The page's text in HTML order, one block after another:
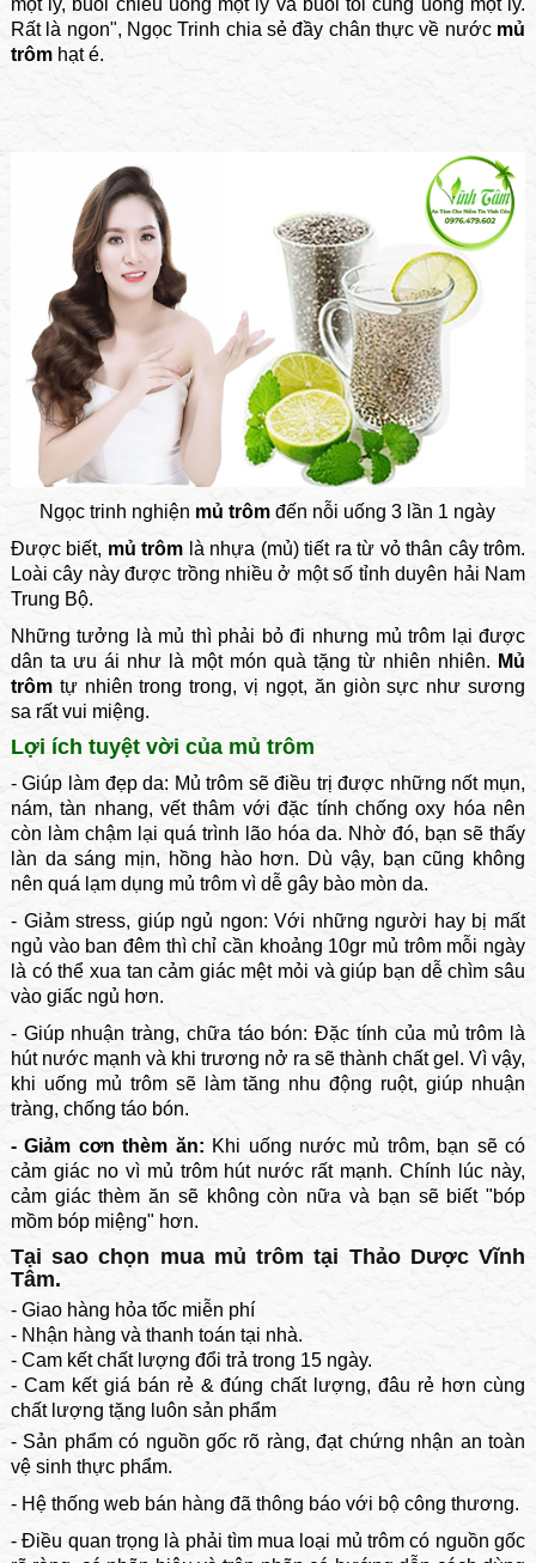
Rất là ngon", Ngọc Trinh chia sẻ đầy chân thực về nước mủ
trômhạt é.
Ngọc trinh nghiện mủ trôm đến nỗi uống 3 lần 1 ngày
Được biết, mủ trôm là nhựa (mủ) tiết ra từ vỏ thân cây trôm.
Loài cây này được trồng nhiều ở một số tỉnh duyên hải Nam
Trung Bộ.
Những tưởng là mủ thì phải bỏ đi nhưng mủ trôm lại được
dân ta ưu ái như là một món quà tặng từ nhiên nhiên. Mủ
trômtự nhiên trong trong, vị ngọt, ăn giòn sực như sương
sa rất vui miệng.
Lợi ích tuyệt vời của mủ trôm
- Giúp làm đẹp da: Mủ trôm sẽ điều trị được những nốt mụn,
nám, tàn nhang, vết thâm với đặc tính chống oxy hóa nên
còn làm chậm lại quá trình lão hóa da. Nhờ đó, bạn sẽ thấy
làn da sáng mịn, hồng hào hơn. Dù vậy, bạn cũng không
nên quá lạm dụng mủ trôm vì dễ gây bào mòn da.
- Giảm stress, giúp ngủ ngon: Với những người hay bị mất
ngủ vào ban đêm thì chỉ cần khoảng 10gr mủ trôm mỗi ngày
là có thể xua tan cảm giác mệt mỏi và giúp bạn dễ chìm sâu
vào giấc ngủ hơn.
- Giúp nhuận tràng, chữa táo bón:Đặc tính của mủ trôm là
hút nước mạnh và khi trương nở ra sẽ thành chất gel. Vì vậy,
khi uống mủ trôm sẽ làm tăng nhu động ruột, giúp nhuận
tràng, chống táo bón.
- Giảm cơn thèm ăn: Khi uống nước mủ trôm, bạn sẽ có
cảm giác no vì mủ trôm hút nước rất mạnh. Chính lúc này,
cảm giác thèm ăn sẽ không còn nữa và bạn sẽ biết "bóp
mồm bóp miệng" hơn.
Tại sao chọn mua mủ trôm tại Thảo Dược Vĩnh
Tâm.
- Giao hàng hỏa tốc miễn phí
- Nhận hàng và thanh toán tại nhà.
- Cam kết chất lượng đổi trả trong 15 ngày.
- Cam kết giá bán rẻ & đúng chất lượng, đâu rẻ hơn cùng
chất lượng tặng luôn sản phẩm
- Sản phẩm có nguồn gốc rõ ràng, đạt chứng nhận an toàn
vệ sinh thực phẩm.
- Hệ thống web bán hàng đã thông báo với bộ công thương.
- Điều quan trọng là phải tìm mua loại mủ trôm có nguồn gốc